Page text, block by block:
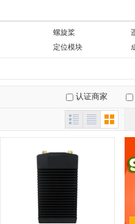
螺旋桨
定位模块
认证商家